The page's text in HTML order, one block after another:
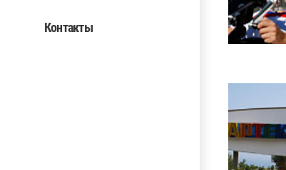
Контакты